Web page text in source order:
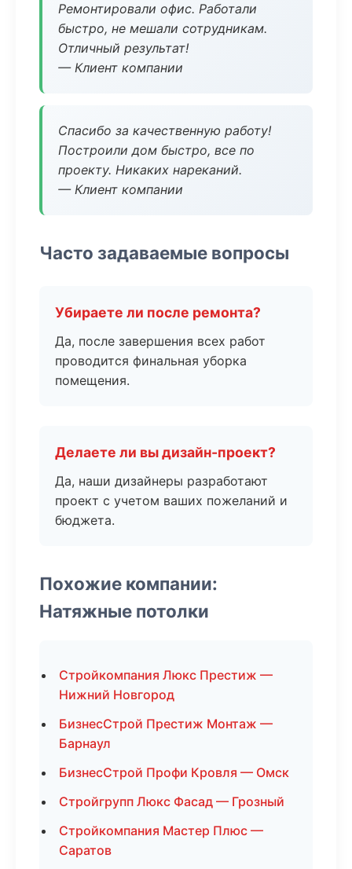
Ремонтировали офис. Работали
быстро, не мешали сотрудникам.
Отличный результат!
— Клиент компании
Спасибо за качественную работу!
Построили дом быстро, все по
проекту. Никаких нареканий.
— Клиент компании
Часто задаваемые вопросы
Убираете ли после ремонта?
Да, после завершения всех работ
проводится финальная уборка
помещения.
Делаете ли вы дизайн-проект?
Да, наши дизайнеры разработают
проект с учетом ваших пожеланий и
бюджета.
Похожие компании:
Натяжные потолки
Стройкомпания Люкс Престиж —
Нижний Новгород
БизнесСтрой Престиж Монтаж —
Барнаул
БизнесСтрой Профи Кровля — Омск
Стройгрупп Люкс Фасад — Грозный
Стройкомпания Мастер Плюс —
Саратов